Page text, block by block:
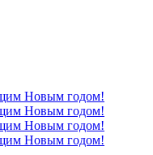
Новым годом!
Новым годом!
Новым годом!
Новым годом!